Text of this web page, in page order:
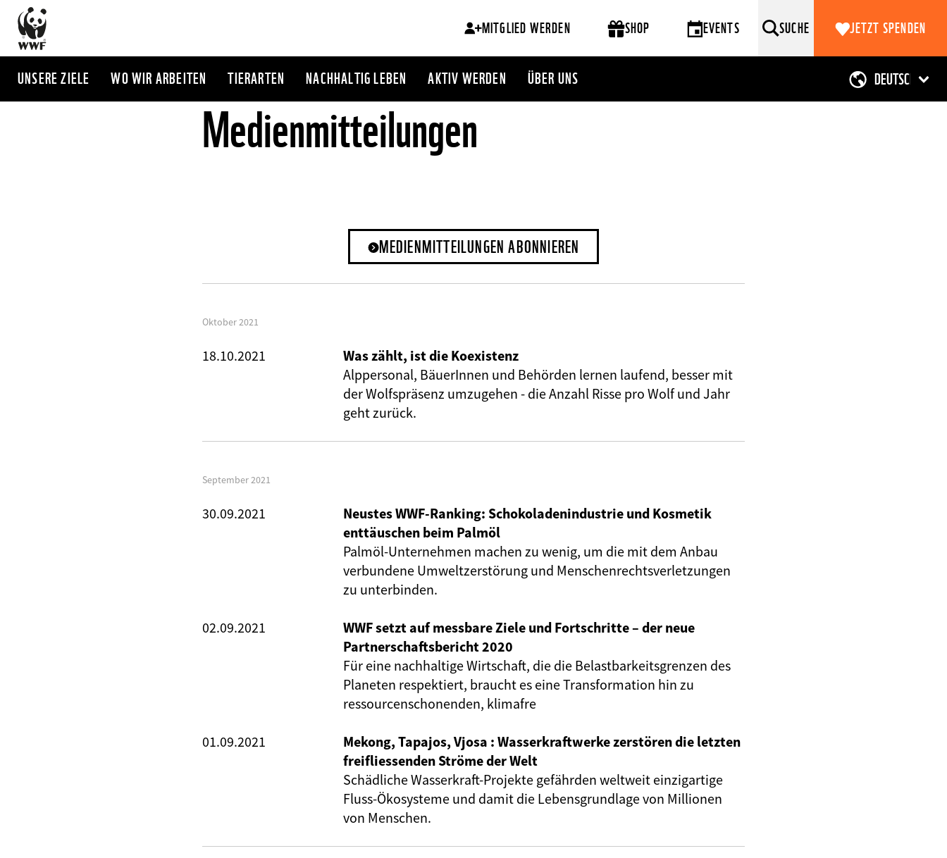
Direkt
zum
Inhalt
MITGLIED WERDEN SHOP EVENTS SUCHE JETZT SPENDEN
UNSERE ZIELE WO WIR ARBEITEN TIERARTEN NACHHALTIG LEBEN AKTIV WERDEN ÜBER UNS
Medienmitteilungen
MEDIENMITTEILUNGEN ABONNIEREN
Oktober 2021
18.10.2021
Was zählt, ist die Koexistenz
Alppersonal, BäuerInnen und Behörden lernen laufend, besser mit
der Wolfspräsenz umzugehen - die Anzahl Risse pro Wolf und Jahr
geht zurück.
September 2021
30.09.2021
Neustes WWF-Ranking: Schokoladenindustrie und Kosmetik
enttäuschen beim Palmöl
Palmöl-Unternehmen machen zu wenig, um die mit dem Anbau
verbundene Umweltzerstörung und Menschenrechtsverletzungen
zu unterbinden.
02.09.2021
WWF setzt auf messbare Ziele und Fortschritte – der neue
Partnerschaftsbericht 2020
Für eine nachhaltige Wirtschaft, die die Belastbarkeitsgrenzen des
Planeten respektiert, braucht es eine Transformation hin zu
ressourcenschonenden, klimafre
01.09.2021
Mekong, Tapajos, Vjosa : Wasserkraftwerke zerstören die letzten
freifliessenden Ströme der Welt
Schädliche Wasserkraft-Projekte gefährden weltweit einzigartige
Fluss-Ökosysteme und damit die Lebensgrundlage von Millionen
von Menschen.